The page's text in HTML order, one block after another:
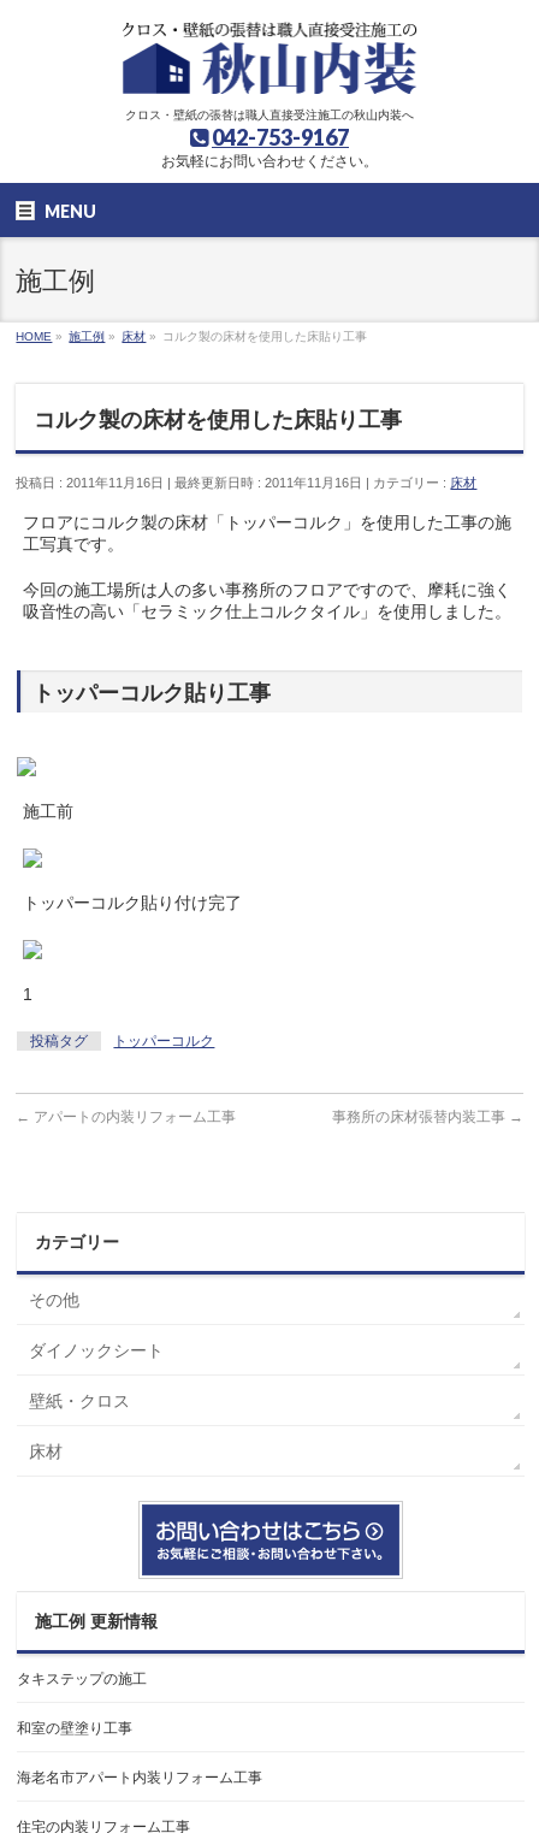
クロス・壁紙の張替は職人直接受注施工の秋山内装へ
042-753-9167
お気軽にお問い合わせください。
MENU
施工例
HOME » 施工例 » 床材 » コルク製の床材を使用した床貼り工事
コルク製の床材を使用した床貼り工事
投稿日 : 2011年11月16日 最終更新日時 : 2011年11月16日 カテゴリー : 床材
フロアにコルク製の床材「トッパーコルク」を使用した工事の施
工写真です。
今回の施工場所は人の多い事務所のフロアですので、摩耗に強く
吸音性の高い「セラミック仕上コルクタイル」を使用しました。
トッパーコルク貼り工事
施工前
トッパーコルク貼り付け完了
1
投稿タグ トッパーコルク
← アパートの内装リフォーム工事 事務所の床材張替内装工事 →
カテゴリー
その他
ダイノックシート
壁紙・クロス
床材
施工例 更新情報
タキステップの施工
和室の壁塗り工事
海老名市アパート内装リフォーム工事
住宅の内装リフォーム工事